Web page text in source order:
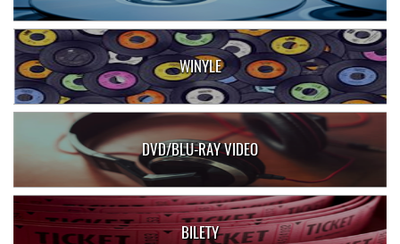
WINYLE
DVD/BLU-RAY VIDEO
BILETY